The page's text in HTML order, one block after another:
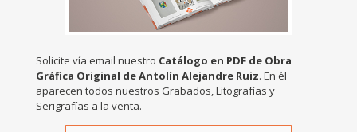
Solicite vía email nuestro Catálogo en PDF de Obra
Gráfica Original de Antolín Alejandre Ruiz. En él
aparecen todos nuestros Grabados, Litografías y
Serigrafías a la venta.